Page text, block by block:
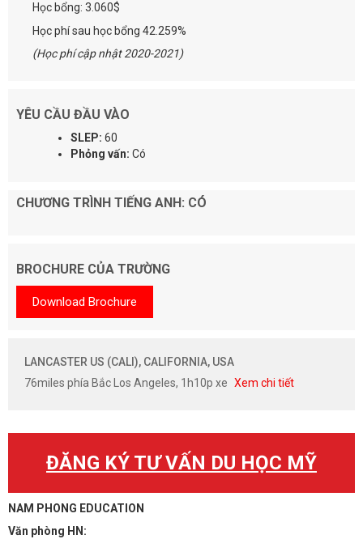
Học bổng: 3.060$
Học phí sau học bổng 42.259%
(Học phí cập nhật 2020-2021)
YÊU CẦU ĐẦU VÀO
SLEP: 60
Phỏng vấn: Có
CHƯƠNG TRÌNH TIẾNG ANH: CÓ
BROCHURE CỦA TRƯỜNG
Download Brochure
LANCASTER US (CALI), CALIFORNIA, USA
76miles phía Bắc Los Angeles, 1h10p xe Xem chi tiết
ĐĂNG KÝ TƯ VẤN DU HỌC MỸ
NAM PHONG EDUCATION
Văn phòng HN: